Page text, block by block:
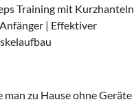
Training mit Kurzhanteln
| Effektiver
man zu Hause ohne Geräte